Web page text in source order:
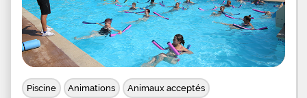
Piscine Animations Animaux acceptés